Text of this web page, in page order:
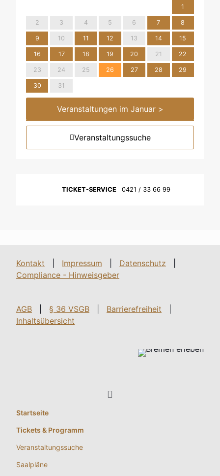
1
2 3 4 5 6 7 8
9 10 11 12 13 14 15
16 17 18 19 20 21 22
23 24 25 26 27 28 29
30 31
Veranstaltungen im Januar >
Veranstaltungssuche
TICKET-SERVICE 0421 / 33 66 99
Kontakt Impressum Datenschutz
Compliance - Hinweisgeber
AGB § 36 VSGB Barrierefreiheit
Inhaltsübersicht
Startseite
Tickets & Programm
Veranstaltungssuche
Saalpläne